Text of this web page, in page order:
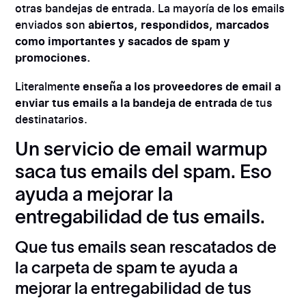
otras bandejas de entrada. La mayoría de los emails
enviados sonabiertos, respondidos, marcados
como importantes y sacados de spam y
promociones.
Literalmenteenseña a los proveedores de email a
enviar tus emails a la bandeja de entradade tus
destinatarios.
Un servicio de email warmup
saca tus emails del spam. Eso
ayuda a mejorar la
entregabilidad de tus emails.
Que tus emails sean rescatados de
la carpeta de spam te ayuda a
mejorar la entregabilidad de tus